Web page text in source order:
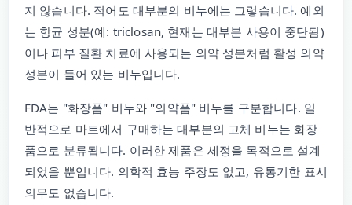
지 않습니다. 적어도 대부분의 비누에는 그렇습니다. 예외
는 항균 성분(예: triclosan, 현재는 대부분 사용이 중단됨)
이나 피부 질환 치료에 사용되는 의약 성분처럼 활성 의약
성분이 들어 있는 비누입니다.
FDA는 "화장품" 비누와 "의약품" 비누를 구분합니다. 일
반적으로 마트에서 구매하는 대부분의 고체 비누는 화장
품으로 분류됩니다. 이러한 제품은 세정을 목적으로 설계
되었을 뿐입니다. 의학적 효능 주장도 없고, 유통기한 표시
의무도 없습니다.